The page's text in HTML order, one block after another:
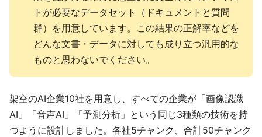
トが必要なデータセット（ドキュメントと質問
群）を用意しています。この結果の正解率などを
どんな文書・データに対しても成り立つ汎用的な
ものと思わないでください。
架空のAI企業10社を用意し、すべての企業が「画像認識
AI」「音声AI」「予測分析」という同じ3種類の技術を持
つように設計しました。各社5チャンク、合計50チャンク